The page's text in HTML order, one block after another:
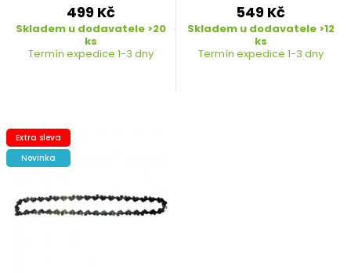
499 Kč
Skladem u dodavatele >20
ks
Termín expedice 1-3 dny
549 Kč
Skladem u dodavatele >12
ks
Termín expedice 1-3 dny
Extra sleva
Novinka